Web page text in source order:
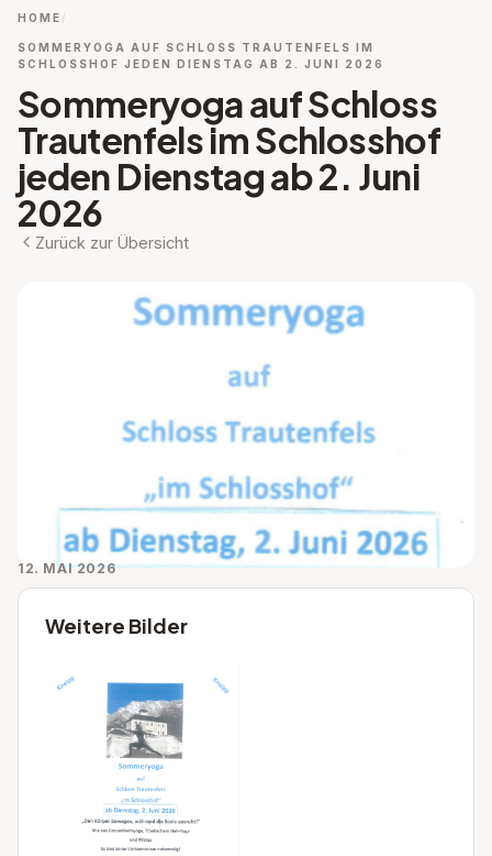
HOME
SOMMERYOGA AUF SCHLOSS TRAUTENFELS IM
SCHLOSSHOF JEDEN DIENSTAG AB 2. JUNI 2026
Sommeryoga auf Schloss
Trautenfels im Schlosshof
jeden Dienstag ab 2. Juni
2026
Zurück zur Übersicht
12. MAI 2026
Weitere Bilder